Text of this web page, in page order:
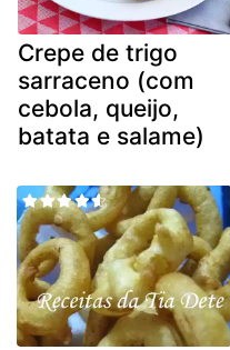
Crepe de trigo
sarraceno (com
cebola, queijo,
batata e salame)